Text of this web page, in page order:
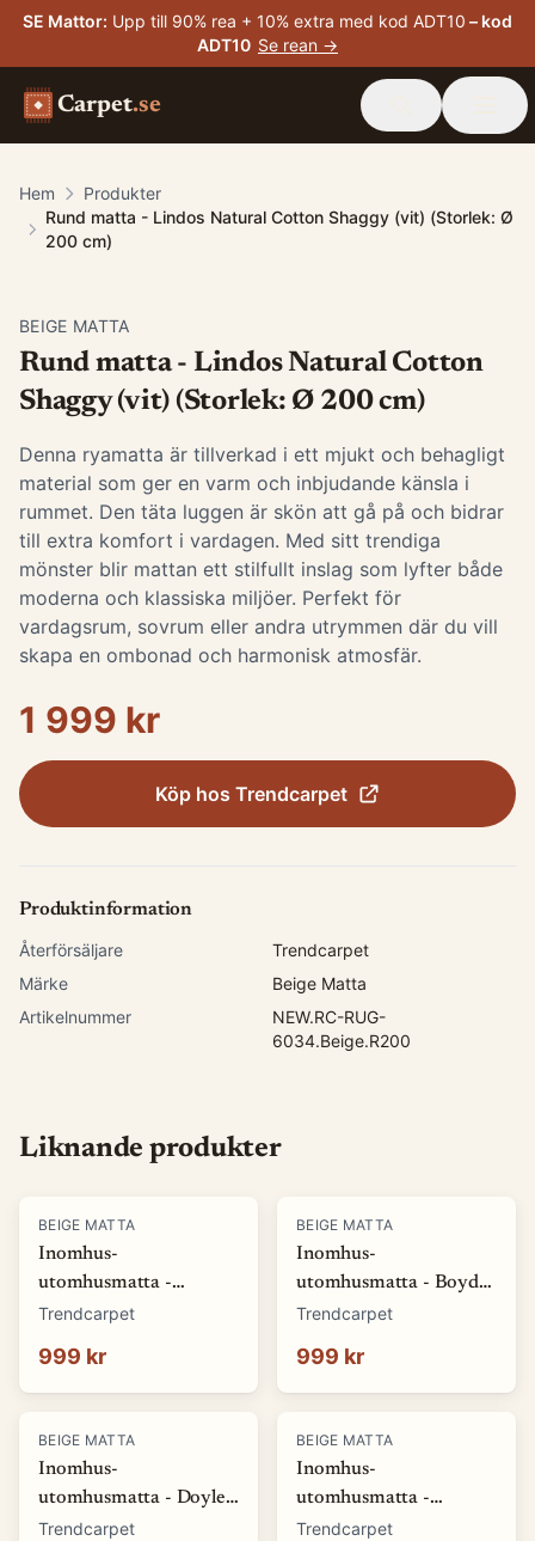
SE Mattor: Upp till 90% rea + 10% extra med kod ADT10 – kod
ADT10 Se rean →
Carpet.se
Hem
Produkter
Rund matta - Lindos Natural Cotton Shaggy (vit) (Storlek: Ø
200 cm)
BEIGE MATTA
Rund matta - Lindos Natural Cotton
Shaggy (vit) (Storlek: Ø 200 cm)
Denna ryamatta är tillverkad i ett mjukt och behagligt
material som ger en varm och inbjudande känsla i
rummet. Den täta luggen är skön att gå på och bidrar
till extra komfort i vardagen. Med sitt trendiga
mönster blir mattan ett stilfullt inslag som lyfter både
moderna och klassiska miljöer. Perfekt för
vardagsrum, sovrum eller andra utrymmen där du vill
skapa en ombonad och harmonisk atmosfär.
1 999 kr
Köp hos Trendcarpet
Produktinformation
Återförsäljare
Trendcarpet
Märke
Beige Matta
Artikelnummer
NEW.RC-RUG-
6034.Beige.R200
Liknande produkter
BEIGE MATTA
Inomhus-
utomhusmatta -
Winona (beige)
Trendcarpet
999 kr
BEIGE MATTA
Inomhus-
utomhusmatta - Boyd
(beige) (Storlek: 140 x
Trendcarpet
999 kr
BEIGE MATTA
Inomhus-
utomhusmatta - Doyle
(beige) (Storlek: 160 x
Trendcarpet
BEIGE MATTA
Inomhus-
utomhusmatta -
Winona (beige)
Trendcarpet